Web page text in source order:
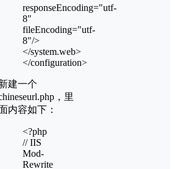
responseEncoding="utf-
8"
fileEncoding="utf-
8"/>
</system.web>
</configuration>
建一个
，里
内容如下：
<?php
// IIS
Mod-
Rewrite